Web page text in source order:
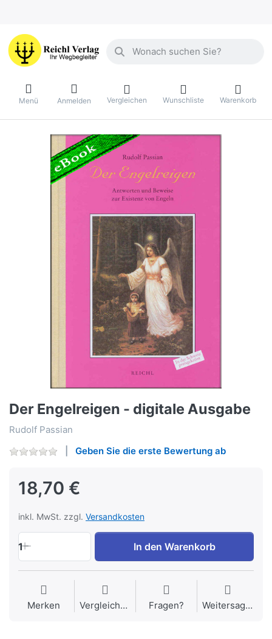
Geben Sie einen Suchbegriff ein.
Menü Anmelden Vergleichen Wunschliste Warenkorb
Der Engelreigen - digitale Ausgabe
Rudolf Passian
Geben Sie die erste Bewertung ab
18,70 €
inkl. MwSt. zzgl. Versandkosten
1 In den Warenkorb
Merken Vergleichen Fragen? Weitersagen